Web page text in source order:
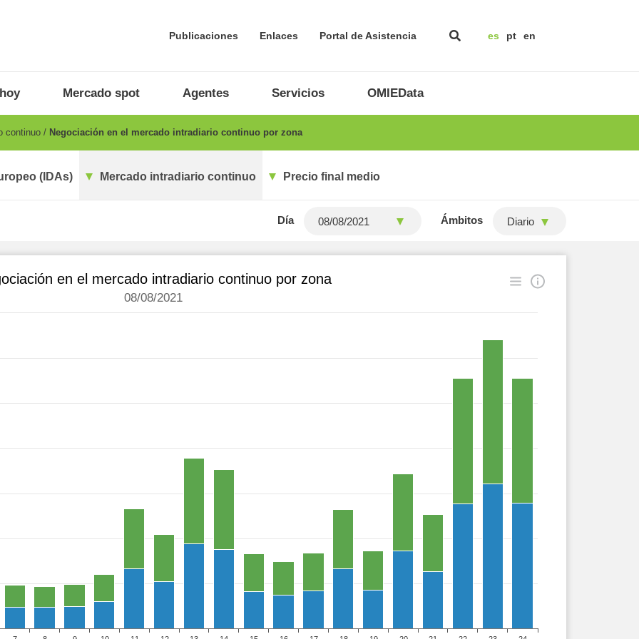
Publicaciones Enlaces Portal de Asistencia es pt en
Mercado spot Agentes Servicios OMIEData
continuo Negociación en el mercado intradiario continuo por zona
(IDAs) Mercado intradiario continuo Precio final medio
Día Ámbitos Diario
en el mercado intradiario continuo por zona
08/08/2021